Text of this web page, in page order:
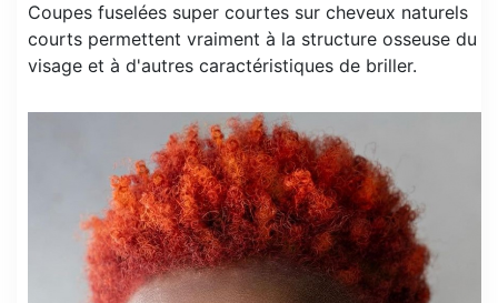
Coupes fuselées super courtes sur cheveux naturels
courts permettent vraiment à la structure osseuse du
visage et à d'autres caractéristiques de briller.